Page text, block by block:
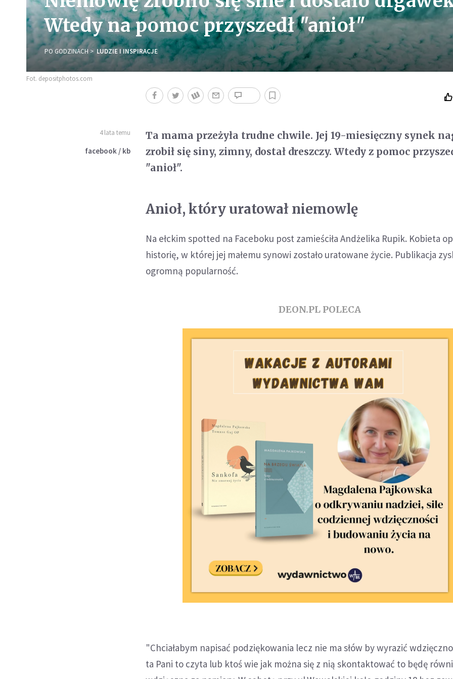
Wtedy na pomoc przyszedł "anioł"
PO GODZINACH LUDZIE I INSPIRACJE
Fot. depositphotos.com
4 lata temu
facebook / kb
Ta mama przeżyła trudne chwile. Jej 19-miesięczny synek
zrobił się siny, zimny, dostał dreszczy. Wtedy z pomoc
"anioł".
Anioł, który uratował niemowlę
Na ełckim spotted na Faceboku post zamieściła Andżelika Rupik. Kobieta
historię, w której jej małemu synowi zostało uratowane życie. Publikacja
ogromną popularność.
DEON.PL POLECA
"Chciałabym napisać podziękowania lecz nie ma słów by wyrazić
ta Pani to czyta lub ktoś wie jak można się z nią skontaktować to będę